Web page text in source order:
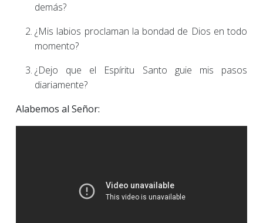
demás?
¿Mis labios proclaman la bondad de Dios en todo
momento?
¿Dejo que el Espíritu Santo guie mis pasos
diariamente?
Alabemos al Señor: